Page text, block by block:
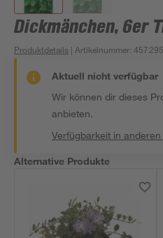
Dickmänchen, 6er
Produktdetails | Artikelnummer:
Aktuell nicht verfügbar
Wir können dir dieses
anbieten.
Verfügbarkeit in
Alternative Produkte